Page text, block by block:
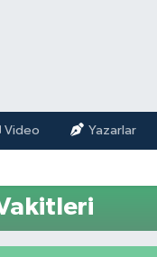
Video Yazarlar